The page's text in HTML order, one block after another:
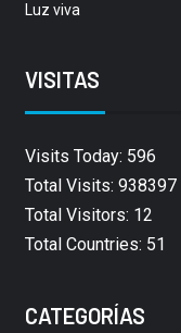
Luz viva
VISITAS
Visits Today: 596
Total Visits: 938397
Total Visitors: 12
Total Countries: 51
CATEGORÍAS